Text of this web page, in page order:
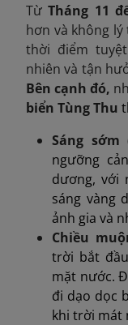
TừTháng 11
hơn và không
thời điểm
nhiên và tận
Bên cạnhđó,
biển Tùng Thu
Sáng sớm
ngưỡng
dương, với
sáng vàng
ảnh gia và
Chiều
trời bắt
mặt nước.
đi dạo dọc
khi trời mát